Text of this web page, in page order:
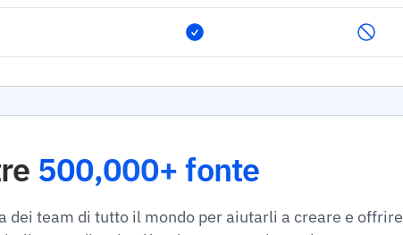
500,000+ fonte
dei team di tutto il mondo per aiutarli a creare e offrire